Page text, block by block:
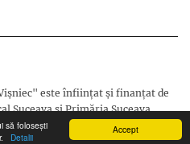
Accept
să folosești
Detalii
este înființat și finanțat de
Suceava și Primăria Suceava.